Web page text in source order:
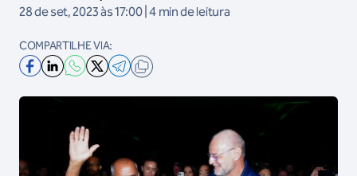
28 de set, 2023 às 17:00 | 4 min de leitura
COMPARTILHE VIA: